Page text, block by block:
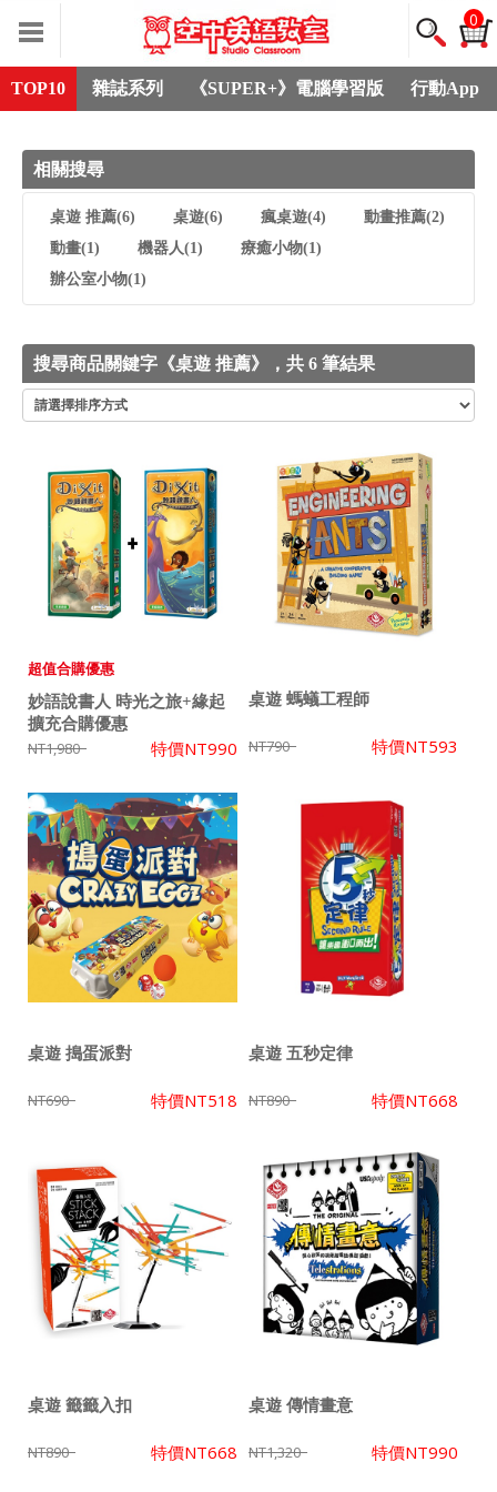
0
TOP10 雜誌系列 《SUPER+》電腦學習版 行動App
相關搜尋
桌遊 推薦(6) 桌遊(6) 瘋桌遊(4) 動畫推薦(2)
動畫(1) 機器人(1) 療癒小物(1)
辦公室小物(1)
搜尋商品關鍵字《桌遊 推薦》，共 6 筆結果
超值合購優惠
妙語說書人 時光之旅+緣起
擴充合購優惠
NT1,980 特價NT990
桌遊 螞蟻工程師
NT790 特價NT593
桌遊 搗蛋派對
NT690 特價NT518
桌遊 五秒定律
NT890 特價NT668
桌遊 籤籤入扣
NT890 特價NT668
桌遊 傳情畫意
NT1,320 特價NT990